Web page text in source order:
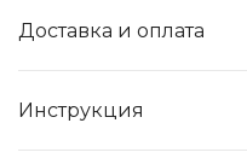
Доставка и оплата
Инструкция